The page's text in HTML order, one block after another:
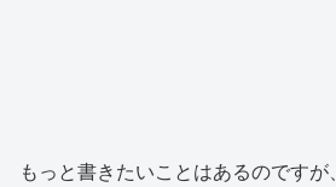
もっと書きたいことはあるのですが、